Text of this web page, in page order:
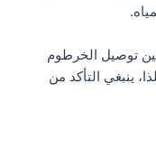
توصيل الخرطوم
ينبغي التأكد من